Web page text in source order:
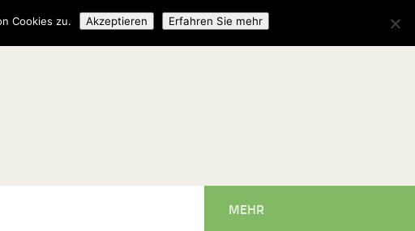
MEHR
Cookies zu. Akzeptieren Erfahren Sie mehr